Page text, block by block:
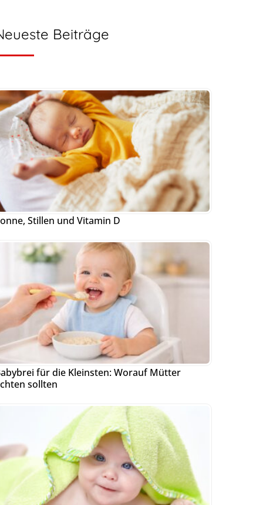
Beiträge
Stillen und Vitamin D
für die Kleinsten: Worauf Mütter
sollten